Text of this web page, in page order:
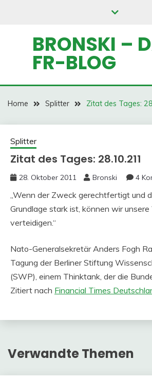
BRONSKI –
FR-BLOG
Home Splitter Zitat des Tages:
Splitter
Zitat des Tages: 28.10.211
28. Oktober 2011 Bronski 4
„Wenn der Zweck gerechtfertigt und
Grundlage stark ist, können wir
verteidigen.“
Nato-Generalsekretär Anders Fogh
Tagung der Berliner Stiftung
(SWP), einem Thinktank, der die
Zitiert nach Financial Times
Verwandte Themen